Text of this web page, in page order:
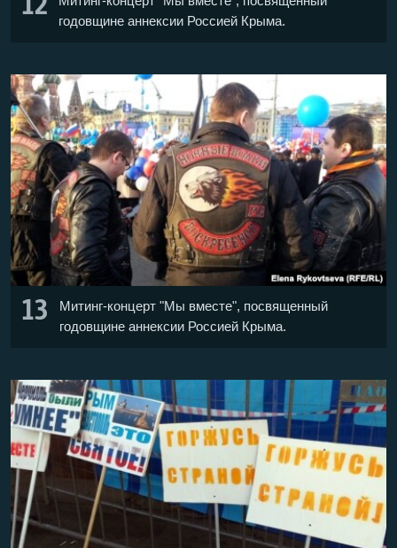
12
годовщине аннексии Россией Крыма.
13
Митинг-концерт "Мы вместе", посвященный
годовщине аннексии Россией Крыма.